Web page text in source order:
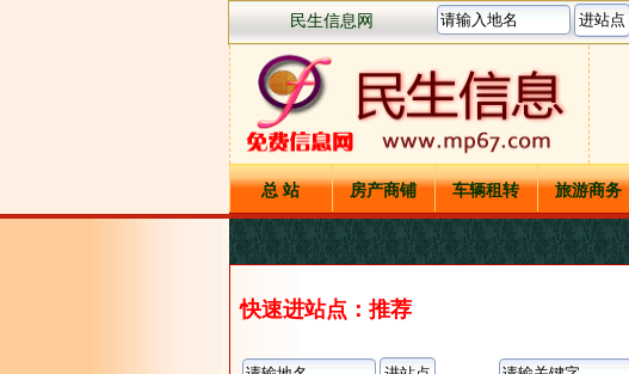
民生信息网
总 站 房产商铺 车辆租转 旅游商务
快速进站点：推荐